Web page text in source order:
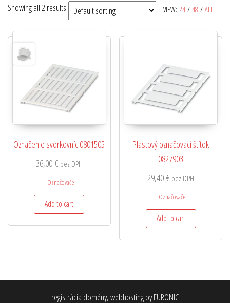
VIEW: 24 / 48 / ALL
Showing all 2 results
Označenie svorkovníc 0801505
36,00 € bez DPH
Označovače
Add to cart
Plastový označovací štítok
0827903
29,40€ bez DPH
Označovače
Add to cart
registrácia domény, webhosting by EURONIC